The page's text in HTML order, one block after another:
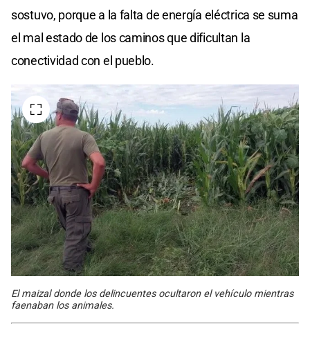
sostuvo, porque a la falta de energía eléctrica se suma
el mal estado de los caminos que dificultan la
conectividad con el pueblo.
El maizal donde los delincuentes ocultaron el vehículo mientras
faenaban los animales.